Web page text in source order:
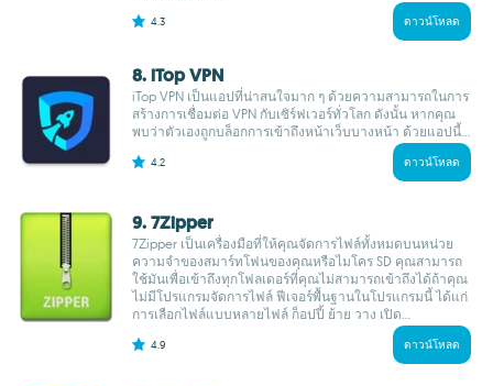
4.3 ดาวน์โหลด
8. iTop VPN
iTop VPN เป็นแอปที่น่าสนใจมาก ๆ ด้วยความสามารถในการ
สร้างการเชื่อมต่อ VPN กับเซิร์ฟเวอร์ทั่วโลก ดังนั้น หากคุณ
พบว่าตัวเองถูกบล็อกการเข้าถึงหน้าเว็บบางหน้า ด้วยแอปนี้...
4.2 ดาวน์โหลด
9. 7Zipper
7Zipper เป็นเครื่องมือที่ให้คุณจัดการไฟล์ทั้งหมดบนหน่วย
ความจำของสมาร์ทโฟนของคุณหรือไมโคร SD คุณสามารถ
ใช้มันเพื่อเข้าถึงทุกโฟลเดอร์ที่คุณไม่สามารถเข้าถึงได้ถ้าคุณ
ไม่มีโปรแกรมจัดการไฟล์ ฟีเจอร์พื้นฐานในโปรแกรมนี้ ได้แก่
การเลือกไฟล์แบบหลายไฟล์ ก็อปปี้ ย้าย วาง เปิด...
4.9 ดาวน์โหลด